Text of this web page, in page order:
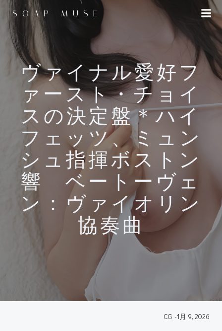
ツ
へ
ス
キ
ッ
プ
SOAP MUSE
ヴァイナル愛好フ
ァースト・チョイ
スの決定盤＊ハイ
フェッツ、ミュン
シュ指揮ボストン
響 ベートーヴェ
ン：ヴァイオリン
協奏曲
CG -1月 9, 2026